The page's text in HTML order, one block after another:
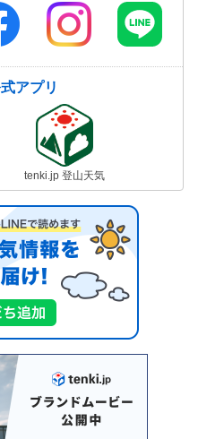
アプリ
tenki.jp 登山天気